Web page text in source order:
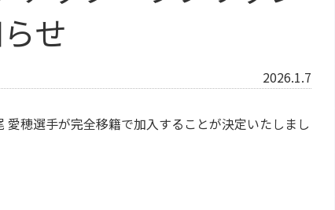
せ
2026.1.7
穂選手が完全移籍で加入することが決定いたしまし